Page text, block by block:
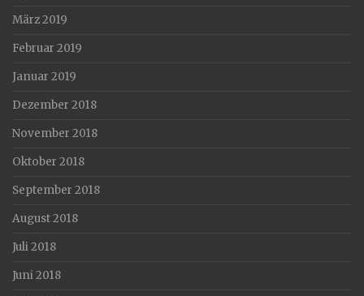
März 2019
Februar 2019
Januar 2019
Dezember 2018
November 2018
Oktober 2018
September 2018
August 2018
Juli 2018
Juni 2018